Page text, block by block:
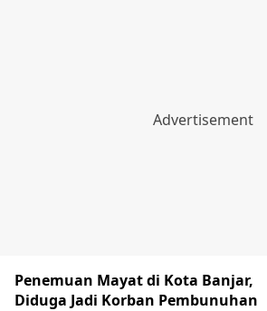
Penemuan Mayat di Kota Banjar,
Diduga Jadi Korban Pembunuhan